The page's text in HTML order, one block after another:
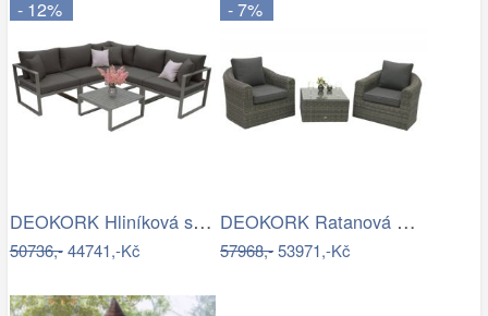
- 12%
DEOKORK Hliníková sestava pro 5 osob…
50736,-44741,-Kč
- 7%
DEOKORK Ratanová modulová sestava…
57968,-53971,-Kč